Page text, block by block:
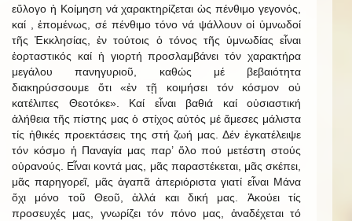
εὔλογο ἡ Κοίμηση νά χαρακτηρίζεται ὡς πένθιμο γεγονός,
καί , ἑπομένως, σέ πένθιμο τόνο νά ψάλλουν οἱ ὑμνωδοί
τῆς Ἐκκλησίας, ἐν τούτοις ὁ τόνος τῆς ὑμνωδίας εἶναι
ἑορταστικός καί ἡ γιορτή προσλαμβάνει τόν χαρακτήρα
μεγάλου πανηγυριοῦ, καθώς μέ βεβαιότητα
διακηρύσσουμε ὅτι «ἐν τῇ κοιμήσει τόν κόσμον οὐ
κατέλιπες Θεοτόκε». Καί εἶναι βαθιά καί οὐσιαστική
ἀλήθεια τῆς πίστης μας ὁ στίχος αὐτός μέ ἄμεσες μάλιστα
τίς ἠθικές προεκτάσεις της στή ζωή μας. Δέν ἐγκατέλειψε
τόν κόσμο ἡ Παναγία μας παρ’ ὅλο πού μετέστη στούς
οὐρανούς. Εἶναι κοντά μας, μᾶς παραστέκεται, μᾶς σκέπει,
μᾶς παρηγορεῖ, μᾶς ἀγαπᾶ ἀπεριόριστα γιατί εἶναι Μάνα
ὄχι μόνο τοῦ Θεοῦ, ἀλλά και δική μας. Ἀκούει τίς
προσευχές μας, γνωρίζει τόν πόνο μας, ἀναδέχεται τό